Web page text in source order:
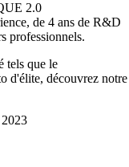
2.0
de 4 ans de R&D
professionnels.
tels que le
d'élite, découvrez notre